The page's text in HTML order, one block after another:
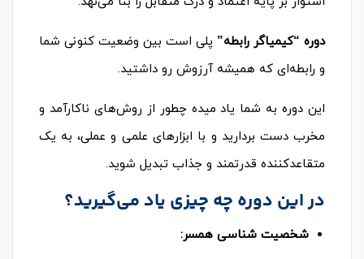
دوره “کیمیاگر رابطه” پلی است بین وضعیت کنونی شما
و رابطه‌ای که همیشه آرزوش رو داشتید.
این دوره به شما یاد میده چطور از روش‌های ناکارآمد و
مخرب دست بردارید و با ابزارهای علمی و عملی، به یک
متقاعدکننده قدرتمند و جذاب تبدیل شوید.
در این دوره چه چیزی یاد می‌گیرید؟
شخصیت شناسی همسر: